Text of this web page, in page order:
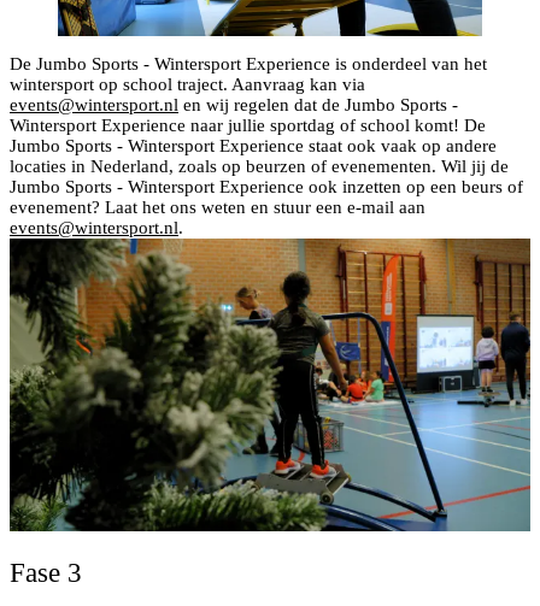
De Jumbo Sports - Wintersport Experience is onderdeel van het
wintersport op school traject. Aanvraag kan via
events@wintersport.nl en wij regelen dat de Jumbo Sports -
Wintersport Experience naar jullie sportdag of school komt! De
Jumbo Sports - Wintersport Experience staat ook vaak op andere
locaties in Nederland, zoals op beurzen of evenementen. Wil jij de
Jumbo Sports - Wintersport Experience ook inzetten op een beurs of
evenement? Laat het ons weten en stuur een e-mail aan
events@wintersport.nl.
Fase 3